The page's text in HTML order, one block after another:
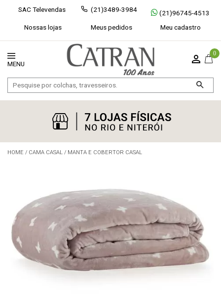
SAC Televendas (21)3489-3984
(21)96745-4513
Nossas lojas
Meus pedidos Meu cadastro
0
Exibir todos Fechar [×]
HOME / CAMA CASAL / MANTA E COBERTOR CASAL